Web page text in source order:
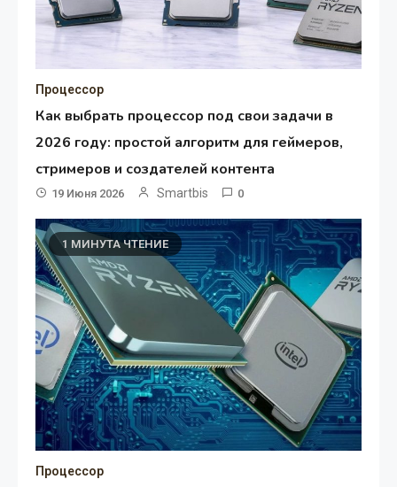
Процессор
Как выбрать процессор под свои задачи в
2026 году: простой алгоритм для геймеров,
стримеров и создателей контента
19 Июня 2026 Smartbis 0
1 МИНУТА ЧТЕНИЕ
Процессор